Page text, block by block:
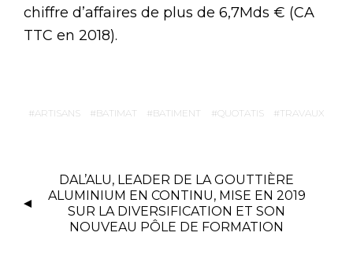
chiffre d’affaires de plus de 6,7Mds € (CA
TTC en 2018).
ARTISANS BATIMAT BATIMENT QUOTATIS TRAVAUX
DAL’ALU, LEADER DE LA GOUTTIÈRE
ALUMINIUM EN CONTINU, MISE EN 2019
SUR LA DIVERSIFICATION ET SON
NOUVEAU PÔLE DE FORMATION